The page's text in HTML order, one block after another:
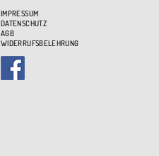
IMPRESSUM
DATENSCHUTZ
AGB
WIDERRUFSBELEHRUNG